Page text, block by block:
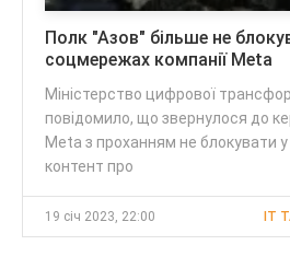
Полк "Азов" більше не
соцмережах компанії Meta
Міністерство цифрової
повідомило, що звернулося до
Meta з проханням не блокувати
контент про
19 січ 2023, 22:00 IT